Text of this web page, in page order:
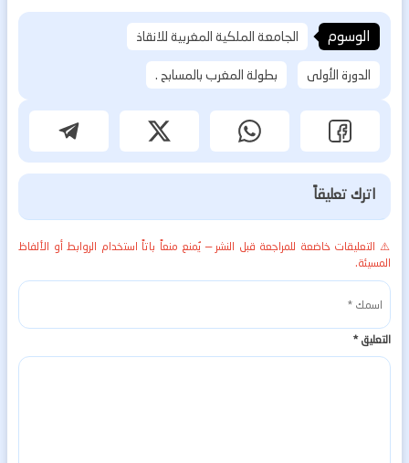
الوسوم
الجامعة الملكية المغربية للانقاذ
الدورة الأولى
بطولة المغرب بالمسابح .
اترك تعليقاً
⚠️ التعليقات خاضعة للمراجعة قبل النشر — يُمنع منعاً باتاً استخدام الروابط أو الألفاظ
المسيئة.
التعليق*